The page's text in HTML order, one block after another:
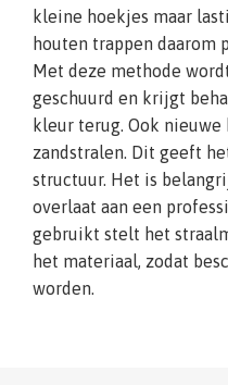
kleine hoekjes maar
houten trappen daarom
Met deze methode
geschuurd en krijgt
kleur terug. Ook
zandstralen. Dit geeft
structuur. Het is
overlaat aan een
gebruikt stelt het
het materiaal, zodat
worden.